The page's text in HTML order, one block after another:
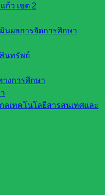
ก้ว เขต 2
นผลการจัดการศึกษา
นทรัพย์
งการศึกษา
ลเทคโนโลยีสารสนเทศและ